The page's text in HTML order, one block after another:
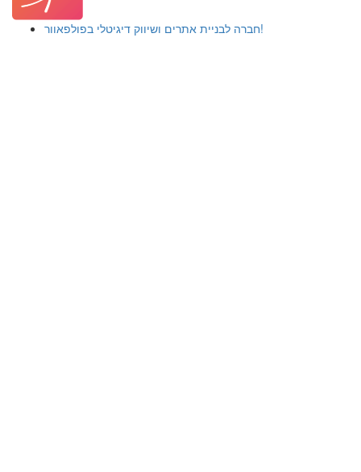
חברה לבניית אתרים ושיווק דיגיטלי בפולפאוור!